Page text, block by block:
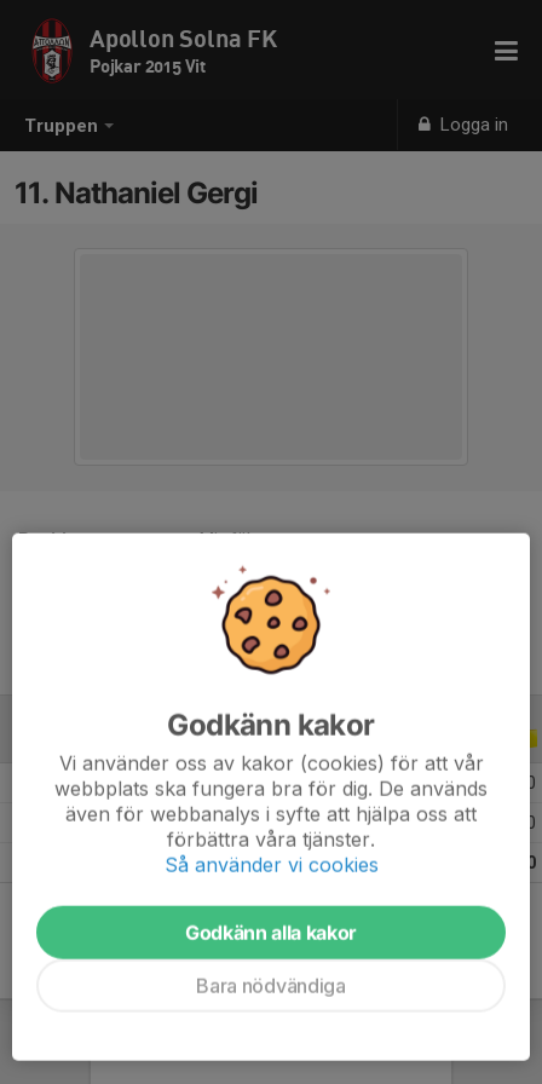
Truppen Logga in
Apollon Solna FK
Pojkar 2015 Vit
11. Nathaniel Gergi
Position
Mittfältare
10 år
ALLA ÅR
2026 28 14 12 0
2 0 0
0
Godkänn kakor
Vi använder oss av kakor (cookies) för att vår
webbplats ska fungera bra för dig. De används
även för webbanalys i syfte att hjälpa oss att
förbättra våra tjänster.
Så använder vi cookies
Godkänn alla kakor
Bara nödvändiga